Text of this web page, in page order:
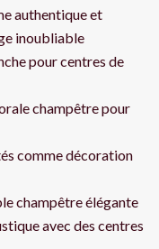
authentique et
inoubliable
pour centres de
champêtre pour
comme décoration
champêtre élégante
avec des centres